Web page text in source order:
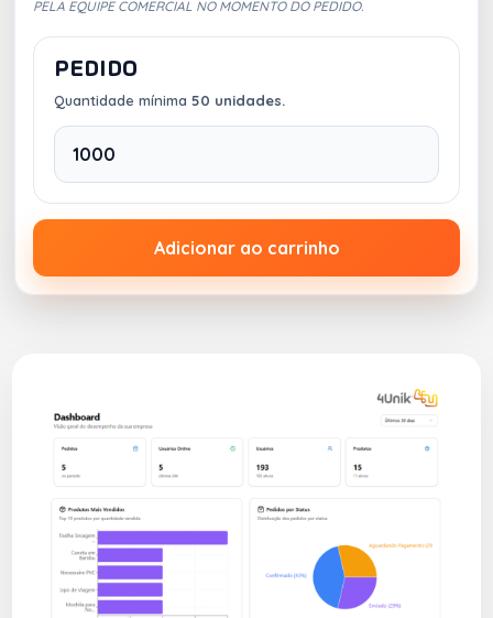
PELA EQUIPE COMERCIAL NO MOMENTO DO PEDIDO.
PEDIDO
Quantidade mínima 50 unidades.
Adicionar ao carrinho